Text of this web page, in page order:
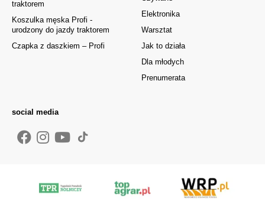
Elektronika
Warsztat
Jak to działa
Dla młodych
Prenumerata
traktorem
Koszulka męska Profi -
urodzony do jazdy traktorem
Czapka z daszkiem – Profi
social media